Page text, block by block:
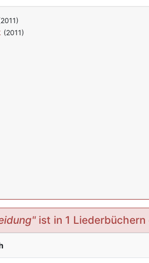
(2011)
ist in 1 Liederbüchern